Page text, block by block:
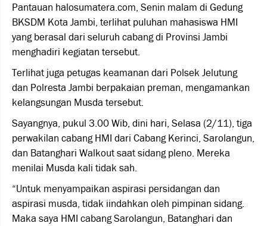
Pantauan halosumatera.com, Senin malam di Gedung
BKSDM Kota Jambi, terlihat puluhan mahasiswa HMI
yang berasal dari seluruh cabang di Provinsi Jambi
menghadiri kegiatan tersebut.
Terlihat juga petugas keamanan dari Polsek Jelutung
dan Polresta Jambi berpakaian preman, mengamankan
kelangsungan Musda tersebut.
Sayangnya, pukul 3.00 Wib, dini hari, Selasa (2/11), tiga
perwakilan cabang HMI dari Cabang Kerinci, Sarolangun,
dan Batanghari Walkout saat sidang pleno. Mereka
menilai Musda kali tidak sah.
“Untuk menyampaikan aspirasi persidangan dan
aspirasi musda, tidak iindahkan oleh pimpinan sidang.
Maka saya HMI cabang Sarolangun, Batanghari dan